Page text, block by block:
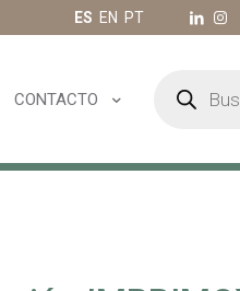
ES EN PT
CONTACTO
productos